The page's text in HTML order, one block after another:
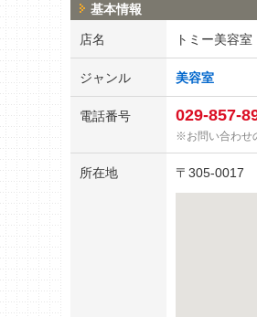
基本情報
店名 トミー美容室
ジャンル 美容室
電話番号 029-857-
お問い合わせ
所在地 〒 305-0017